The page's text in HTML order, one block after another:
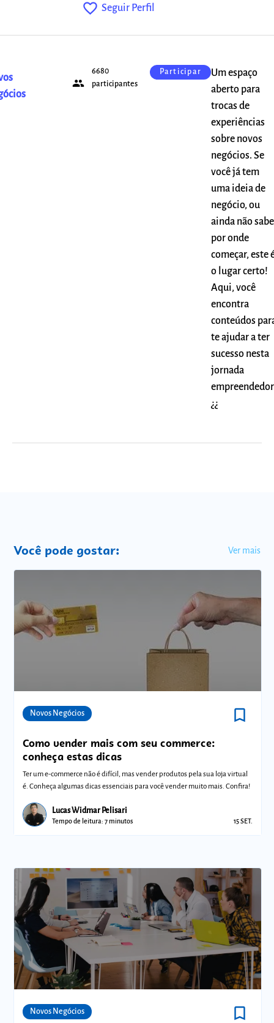
favorite_outline Seguir Perfil
people
6680
participantes
Participar
Um espaço
aberto para
trocas de
experiências
sobre novos
negócios. Se
você já tem
uma ideia de
negócio, ou
ainda não sabe
por onde
começar, este
o lugar certo!
Aqui, você
encontra
conteúdos
te ajudar a ter
sucesso nesta
jornada
¿¿
Você pode gostar: Ver mais
Novos Negócios bookmark_border
Como vender mais com seu commerce:
conheça estas dicas
Ter um e-commerce não é difícil, mas vender produtos pela sua loja virtual
é. Conheça algumas dicas essenciais para você vender muito mais. Confira!
Lucas Widmar Pelisari
Tempo de leitura: 7 minutos 15 SET.
Novos Negócios bookmark_border